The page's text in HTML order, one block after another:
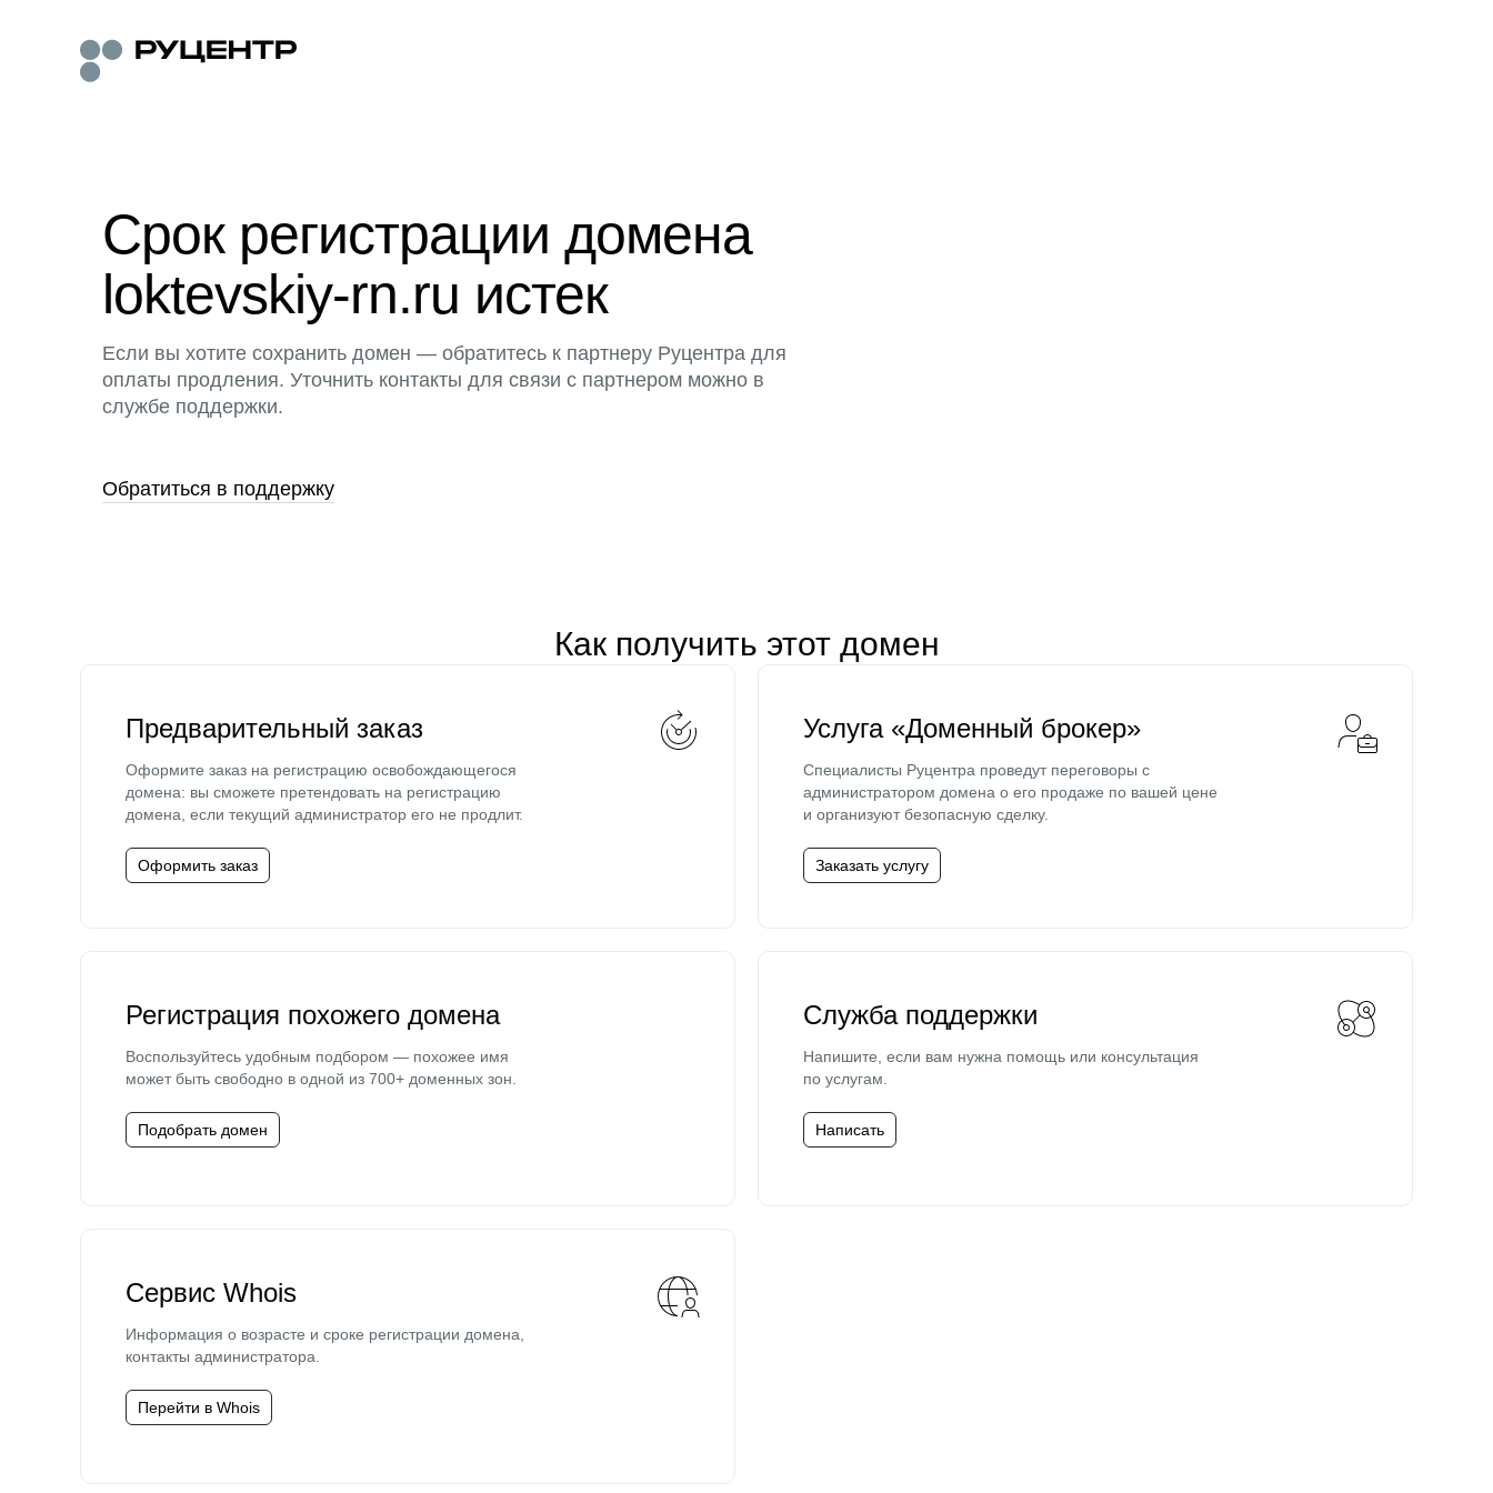
Срок регистрации домена
loktevskiy-rn.ru истек
Если вы хотите сохранить домен — обратитесь к партнеру Руцентра для
оплаты продления. Уточнить контакты для связи с партнером можно в
службе поддержки.
Обратиться в поддержку
Как получить этот домен
Предварительный заказ
Оформите заказ на регистрацию освобождающегося
домена: вы сможете претендовать на регистрацию
домена, если текущий администратор его не продлит.
Оформить заказ
Услуга «Доменный брокер»
Специалисты Руцентра проведут переговоры с
администратором домена о его продаже по вашей цене
и организуют безопасную сделку.
Заказать услугу
Регистрация похожего домена
Воспользуйтесь удобным подбором — похожее имя
может быть свободно в одной из 700+ доменных зон.
Подобрать домен
Служба поддержки
Напишите, если вам нужна помощь или консультация
по услугам.
Написать
Сервис Whois
Информация о возрасте и сроке регистрации домена,
контакты администратора.
Перейти в Whois